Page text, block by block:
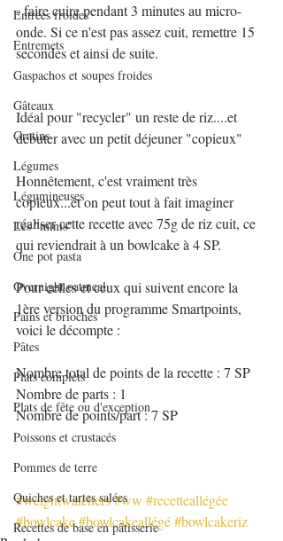
Entrées froides
Entremets
Gaspachos et soupes froides
Gâteaux
Gratins
Légumes
Légumineuses
Les "minis"
One pot pasta
Overnight oatmeal
Pains et brioches
Pâtes
Plats complets
Plats de fête ou d'exception
Poissons et crustacés
Pommes de terre
Quiches et tartes salées
Recettes de base en pâtisserie
- faire cuire pendant 3 minutes au micro-
onde. Si ce n'est pas assez cuit, remettre 15
secondes et ainsi de suite.
Idéal pour "recycler" un reste de riz....et
débuter avec un petit déjeuner "copieux"
Honnêtement, c'est vraiment très
copieux...et on peut tout à fait imaginer
réaliser cette recette avec 75g de riz cuit, ce
qui reviendrait à un bowlcake à 4 SP.
Pour celles et ceux qui suivent encore la
1ère version du programme Smartpoints,
voici le décompte :
Nombre total de points de la recette : 7 SP
Nombre de parts : 1
Nombre de points/part : 7 SP
#weightwatchers#ww #recetteallégée
#bowlcake#bowlcakeallégé#bowlcakeriz